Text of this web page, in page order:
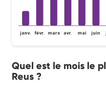
janv. févr. mars avr. mai juin
Quel est le mois le
Reus ?